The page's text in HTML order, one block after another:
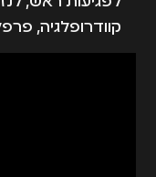
קוודרופלגיה,